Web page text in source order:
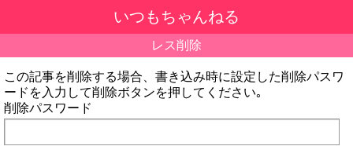
いつもちゃんねる
レス削除
この記事を削除する場合、書き込み時に設定した削除パスワ
ードを入力して削除ボタンを押してください｡
削除パスワード